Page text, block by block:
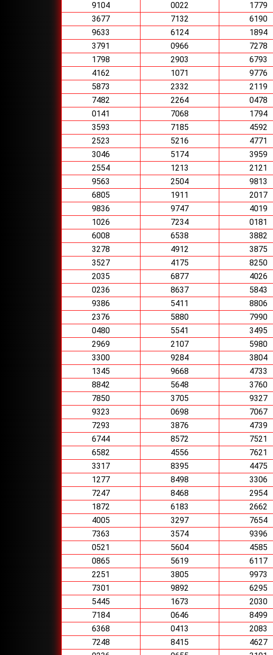
9104
0022 1779
3677
7132 6190
9633
6124 1894
3791
0966 7278
1798
2903 6793
4162
1071 9776
5873
2332 2119
7482
2264 0478
0141
7068 1794
3593
7185 4592
2523
5216 4771
3046
5174 3959
2554
1213 2121
9563
2504 9813
6805
1911 2017
9836
9747 4019
1026
7234 0181
6008
6538 3882
3278
4912 3875
3527
4175 8250
2035
6877 4026
0236
8637 5843
9386
5411 8806
2376
5880 7990
0480
5541 3495
2969
2107 5980
3300
9284 3804
1345
9668 4733
8842
5648 3760
7850
3705 9327
9323
0698 7067
7293
3876 4739
6744
8572 7521
6582
4556 7621
3317
8395 4475
1277
8498 3306
7247
8468 2954
1872
6183 2662
4005
3297 7654
7363
3574 9396
0521
5604 4585
0865
5619 6117
2251
3805 9973
7301
9892 6295
5445
1673 2030
7184
0646 8499
6368
0413 2083
7248
8415 4627